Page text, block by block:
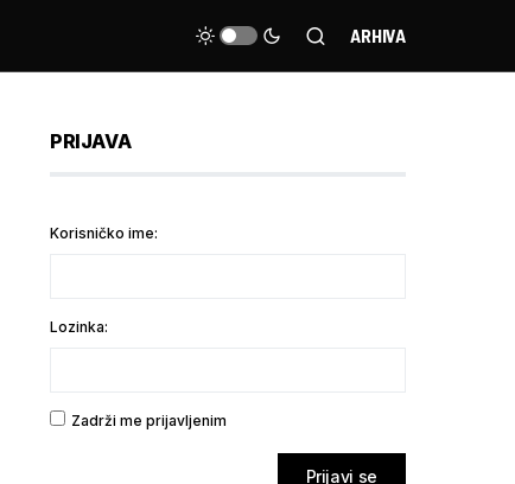
ARHIVA
PRIJAVA
Korisničko ime:
Lozinka:
Zadrži me prijavljenim
Prijavi se